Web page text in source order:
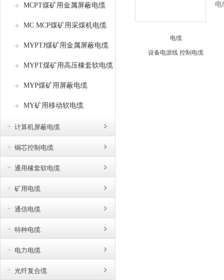
MCPT煤矿用金属屏蔽电缆
MC MCP煤矿用采煤机电缆
MYPTJ煤矿用金属屏蔽电缆
MYPT煤矿用高压橡套软电缆
MYP煤矿用屏蔽电缆
MY矿用移动软电缆
计算机屏蔽电缆
铜芯控制电缆
通用橡套软电缆
矿用电缆
通信电缆
特种电缆
电力电缆
光纤复合缆
电